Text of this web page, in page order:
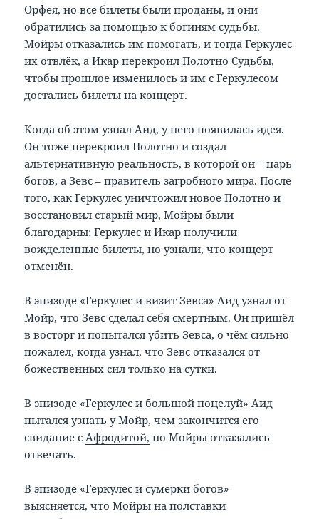
Орфея, но все билеты были проданы, и они
обратились за помощью к богиням судьбы.
Мойры отказались им помогать, и тогда Геркулес
их отвлёк, а Икар перекроил Полотно Судьбы,
чтобы прошлое изменилось и им с Геркулесом
достались билеты на концерт.
Когда об этом узнал Аид, у него появилась идея.
Он тоже перекроил Полотно и создал
альтернативную реальность, в которой он – царь
богов, а Зевс – правитель загробного мира. После
того, как Геркулес уничтожил новое Полотно и
восстановил старый мир, Мойры были
благодарны; Геркулес и Икар получили
вожделенные билеты, но узнали, что концерт
отменён.
В эпизоде «Геркулес и визит Зевса» Аид узнал от
Мойр, что Зевс сделал себя смертным. Он пришёл
в восторг и попытался убить Зевса, о чём сильно
пожалел, когда узнал, что Зевс отказался от
божественных сил только на сутки.
В эпизоде «Геркулес и большой поцелуй» Аид
пытался узнать у Мойр, чем закончится его
свидание с Афродитой, но Мойры отказались
отвечать.
В эпизоде «Геркулес и сумерки богов»
выясняется, что Мойры на полставки